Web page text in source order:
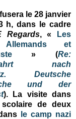
le 28 janvier
h, dans le cadre
Regards, «
Les
Allemands et
» (Re:
nach
Deutsche
und der
). La visite dans
scolaire de deux
le camp nazi